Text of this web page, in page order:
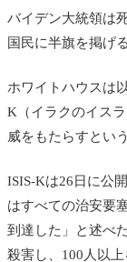
バイデン大統領は
国民に半旗を掲げ
ホワイトハウスは
K（イラクのイス
威をもたらすとい
ISIS-Kは26日に公
はすべての治安要
到達した」と述べ
殺害し、100人以上